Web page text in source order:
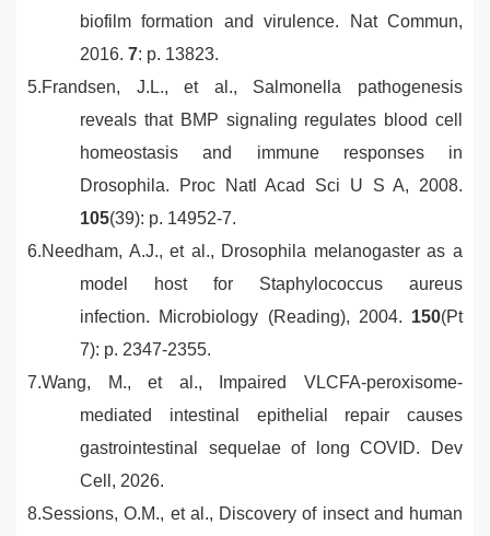
biofilm formation and virulence. Nat Commun,
2016. 7: p. 13823.
5.Frandsen, J.L., et al., Salmonella pathogenesis
reveals that BMP signaling regulates blood cell
homeostasis and immune responses in
Drosophila. Proc Natl Acad Sci U S A, 2008.
105(39): p. 14952-7.
6.Needham, A.J., et al., Drosophila melanogaster as a
model host for Staphylococcus aureus
infection. Microbiology (Reading), 2004. 150(Pt
7): p. 2347-2355.
7.Wang, M., et al.,
Impaired VLCFA-peroxisome-
mediated intestinal epithelial repair causes
gastrointestinal sequelae of long COVID. Dev
Cell, 2026.
8.Sessions, O.M., et al., Discovery of insect and human